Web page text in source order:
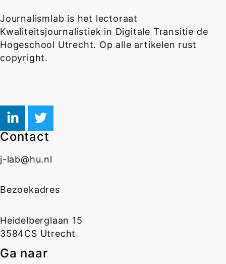
Journalismlab is het lectoraat
Kwaliteitsjournalistiek in Digitale Transitie de
Hogeschool Utrecht. Op alle artikelen rust
copyright.
Contact
j-lab@hu.nl
Bezoekadres
Heidelberglaan 15
3584CS Utrecht
Ga naar